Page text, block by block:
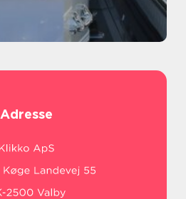
Adresse